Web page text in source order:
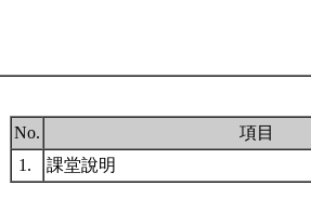
No.
項目
1.
課堂說明